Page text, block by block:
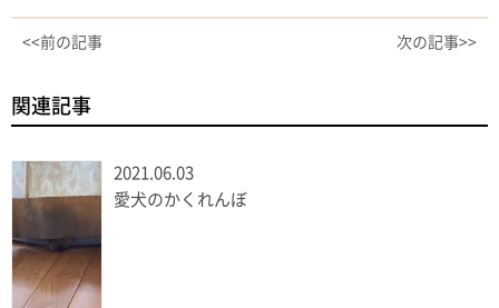
<<前の記事 次の記事>>
関連記事
2021.06.03
愛犬のかくれんぼ